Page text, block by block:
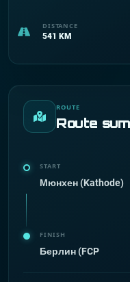
DISTANCE
541 KM
ROUTE
Route
START
Мюнхен (Kathode)
FINISH
Берлин (FCP